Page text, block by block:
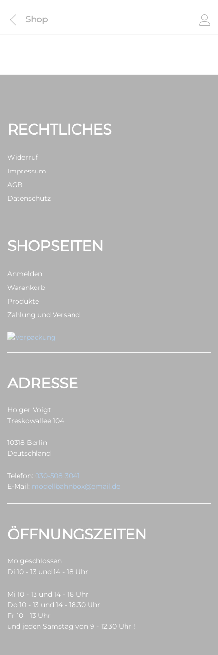
Shop
RECHTLICHES
Widerruf
Impressum
AGB
Datenschutz
SHOPSEITEN
Anmelden
Warenkorb
Produkte
Zahlung und Versand
ADRESSE
Holger Voigt
Treskowallee 104
10318 Berlin
Deutschland
Telefon: 030-508 3041
E-Mail: modellbahnbox@email.de
ÖFFNUNGSZEITEN
Mo geschlossen
Di 10 - 13 und 14 - 18 Uhr
Mi 10 - 13 und 14 - 18 Uhr
Do 10 - 13 und 14 - 18.30 Uhr
Fr 10 - 13 Uhr
und jeden Samstag von 9 - 12.30 Uhr !